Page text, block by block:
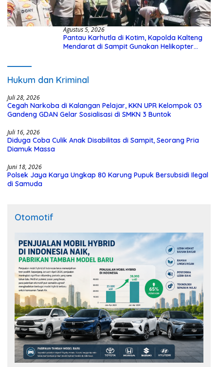
Agustus 5, 2026
Pantau Karhutla di Kotim, Kapolda Kalteng
Mendarat di Sampit Gunakan Helikopter
Hukum dan Kriminal
Juli 28, 2026
Cegah Narkoba di Kalangan Pelajar, KKN UPR Kelompok 03
Gandeng GDAN Gelar Sosialisasi di SMKN 3 Buntok
Juli 16, 2026
Diduga Coba Culik Anak Disabilitas di Sampit, Seorang Pria
Diamuk Massa
Juni 18, 2026
Polsek Jaya Karya Ungkap 80 Karung Pupuk Bersubsidi Ilegal
di Samuda
Otomotif